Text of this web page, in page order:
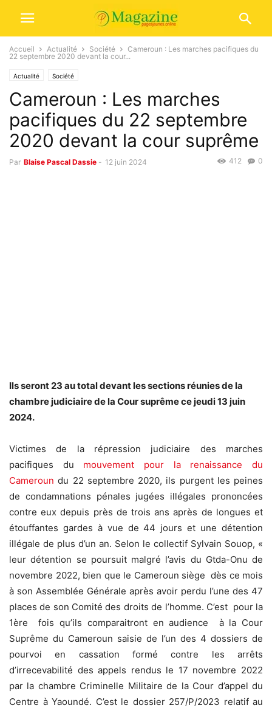
Accueil Actualité Société
Cameroun : Les marches pacifiques du
22 septembre 2020 devant la cour...
Actualité Société
Cameroun : Les marches
pacifiques du 22 septembre
2020 devant la cour suprême
Par Blaise Pascal Dassie - 12 juin 2024 0
412
Ils seront 23 au total devant les sections réunies de la
chambre judiciaire de la Cour suprême cejeudi 13 juin
2024.
Victimes de la répression judiciaire des marches
pacifiques du mouvement pour la renaissance du
Cameroun du 22 septembre 2020, ils purgent les peines
de condamnations pénales jugées illégales prononcées
contre eux depuis près de trois ans après de longues et
étouffantes gardes à vue de 44 jours et une détention
illégale de plus d’un an. Selon le collectif Sylvain Souop, «
leur détention se poursuit malgré l’avis du Gtda-Onu de
novembre 2022, bien que le Cameroun siège dès ce mois
à son Assemblée Générale après avoir perdu l’une des 47
places de son Comité des droits de l’homme. C’est pour la
1ère fois qu’ils comparaitront en audience à la Cour
Suprême du Cameroun saisie de l’un des 4 dossiers de
pourvoi en cassation formé contre les arrêts
d’irrecevabilité des appels rendus le 17 novembre 2022
par la chambre Criminelle Militaire de la Cour d’appel du
Centre à Yaoundé. C’est le dossier 257/P/2023 relatif au